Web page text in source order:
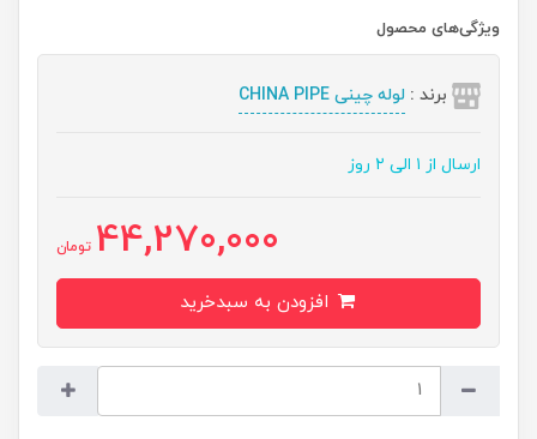
ویژگی‌های محصول
برند : لوله چینی CHINA PIPE
ارسال از ۱ الی ۲ روز
44,270,000 تومان